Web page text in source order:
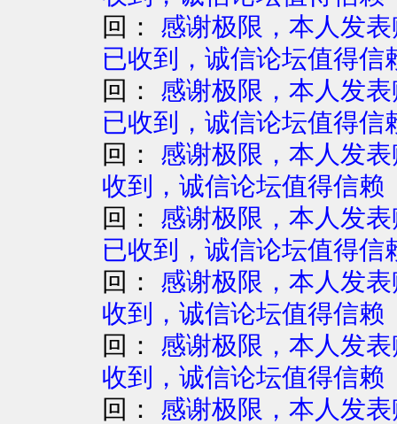
回： 感谢极限，本人发
已收到，诚信论坛值得信
回： 感谢极限，本人发
已收到，诚信论坛值得信
回： 感谢极限，本人发
收到，诚信论坛值得信赖
回： 感谢极限，本人发
已收到，诚信论坛值得信
回： 感谢极限，本人发
收到，诚信论坛值得信赖
回： 感谢极限，本人发
收到，诚信论坛值得信赖
回： 感谢极限，本人发